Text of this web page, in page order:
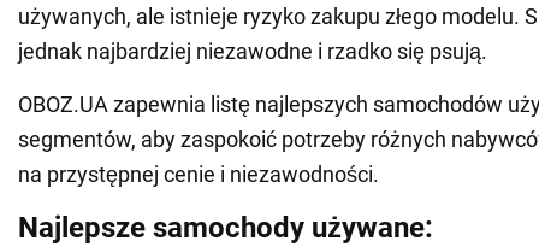
używanych, ale istnieje ryzyko zakupu złego modelu.
jednak najbardziej niezawodne i rzadko się psują.
OBOZ.UA zapewnia listę najlepszych samochodów
segmentów, aby zaspokoić potrzeby różnych
na przystępnej cenie i niezawodności.
Najlepsze samochody używane: